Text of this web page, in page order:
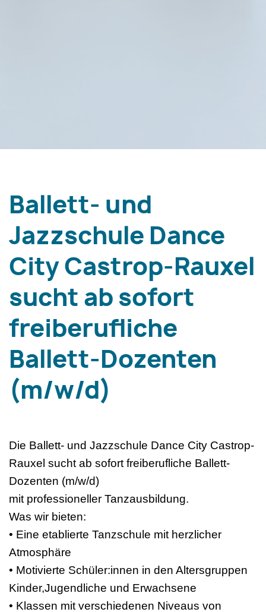
Ballett- und
Jazzschule Dance
City Castrop-Rauxel
sucht ab sofort
freiberufliche
Ballett-Dozenten
(m/w/d)
Die Ballett- und Jazzschule Dance City Castrop-
Rauxel sucht ab sofort freiberufliche Ballett-
Dozenten (m/w/d)
mit professioneller Tanzausbildung.
Was wir bieten:
• Eine etablierte Tanzschule mit herzlicher
Atmosphäre
• Motivierte Schüler:innen in den Altersgruppen
Kinder,Jugendliche und Erwachsene
• Klassen mit verschiedenen Niveaus von